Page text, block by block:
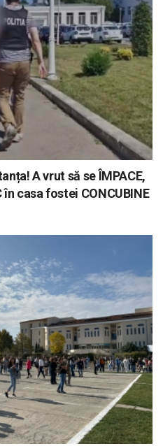
A vrut să se ÎMPACE,
în casa fostei CONCUBINE